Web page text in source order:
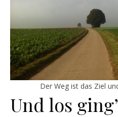
Der Weg ist das Ziel
Und los